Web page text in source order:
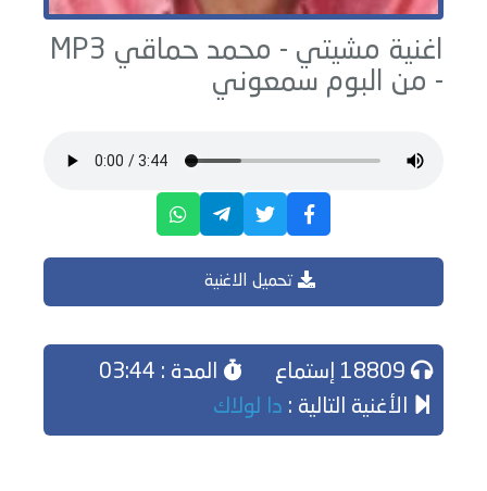
اغنية مشيتي - محمد حماقي MP3
- من البوم سمعوني
تحميل الاغنية
المدة : 03:44
الأغنية التالية : دا لولاك